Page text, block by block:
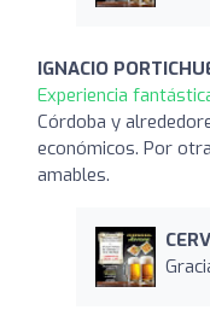
IGNACIO
Experiencia
Córdoba y
económicos. Por
amables.